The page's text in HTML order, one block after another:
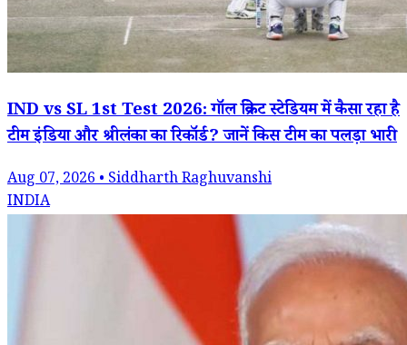
IND vs SL 1st Test 2026: गॉल क्रिकेट स्टेडियम में कैसा रहा है
टीम इंडिया और श्रीलंका का रिकॉर्ड? जानें किस टीम का पलड़ा भारी
Aug 07, 2026 • Siddharth Raghuvanshi
INDIA